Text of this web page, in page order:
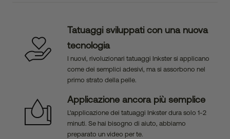
Tatuaggi sviluppati con una nuova
tecnologia
I nuovi, rivoluzionari tatuaggi Inkster si applicano
come dei semplici adesivi, ma si assorbono nel
primo strato della pelle.
Applicazione ancora più semplice
L'applicazione dei tatuaggi Inkster dura solo 1-2
minuti. Se hai bisogno di aiuto, abbiamo
preparato un video per te.